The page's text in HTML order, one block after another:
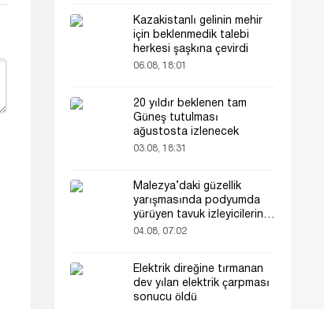
Kazakistanlı gelinin mehir
için beklenmedik talebi
herkesi şaşkına çevirdi
06.08, 18:01
20 yıldır beklenen tam
Güneş tutulması
ağustosta izlenecek
03.08, 18:31
Malezya’daki güzellik
yarışmasında podyumda
yürüyen tavuk izleyicilerin
ilgisini çekti
04.08, 07:02
Elektrik direğine tırmanan
dev yılan elektrik çarpması
sonucu öldü